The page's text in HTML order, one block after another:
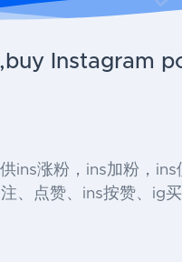
Instagram
涨粉，ins加粉，
点赞、ins按赞、ig